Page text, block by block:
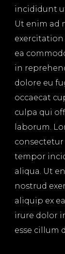
incididunt
Ut enim ad
ea
in
dolore eu
occaecat
culpa qui
laborum.
tempor
aliqua. Ut
nostrud
aliquip ex
irure dolor
esse cillum